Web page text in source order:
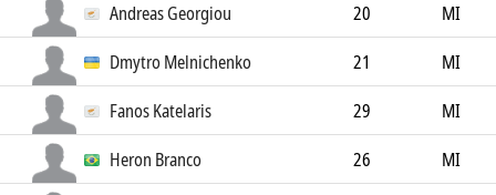
Andreas Georgiou 20
MI
Dmytro Melnichenko
21
MI
Fanos Katelaris
29
MI
Heron Branco
26
MI